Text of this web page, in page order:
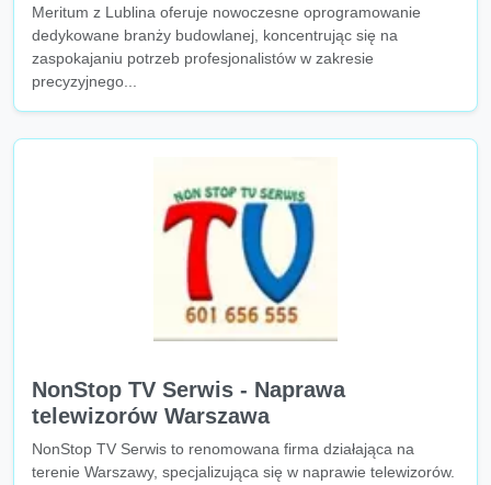
Meritum z Lublina oferuje nowoczesne oprogramowanie
dedykowane branży budowlanej, koncentrując się na
zaspokajaniu potrzeb profesjonalistów w zakresie
precyzyjnego...
NonStop TV Serwis - Naprawa
telewizorów Warszawa
NonStop TV Serwis to renomowana firma działająca na
terenie Warszawy, specjalizująca się w naprawie telewizorów.